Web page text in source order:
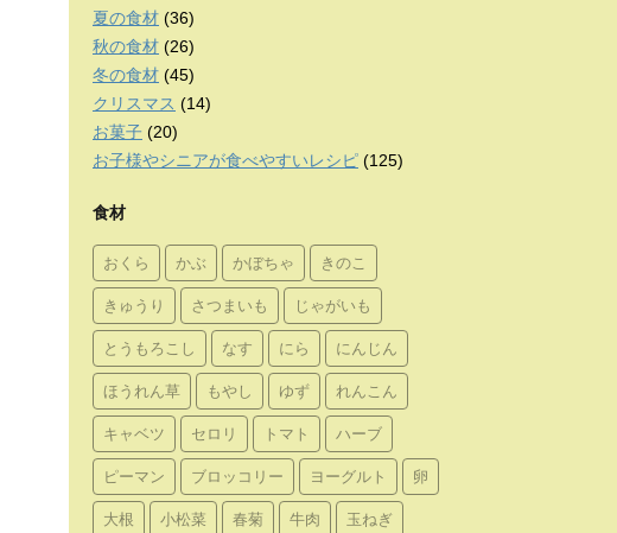
夏の食材 (36)
秋の食材 (26)
冬の食材 (45)
クリスマス (14)
お菓子 (20)
お子様やシニアが食べやすいレシピ (125)
食材
おくら かぶ かぼちゃ きのこ
きゅうり さつまいも じゃがいも
とうもろこし なす にら にんじん
ほうれん草 もやし ゆず れんこん
キャベツ セロリ トマト ハーブ
ピーマン ブロッコリー ヨーグルト 卵
大根 小松菜 春菊 牛肉 玉ねぎ